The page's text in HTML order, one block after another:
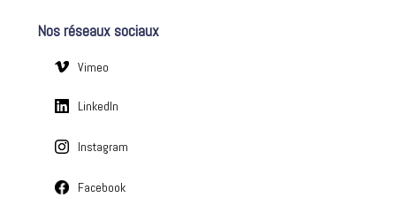
e
Nos réseaux sociaux
Vimeo
LinkedIn
Instagram
Facebook